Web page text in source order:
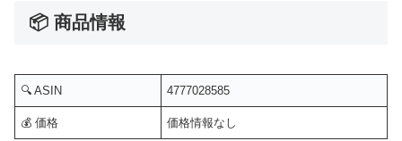
📦 商品情報
🔍 ASIN 4777028585
💰 価格 価格情報なし